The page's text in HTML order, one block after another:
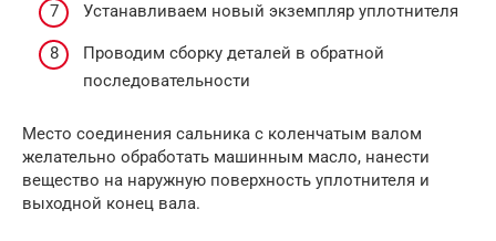
Устанавливаем новый экземпляр уплотнителя
Проводим сборку деталей в обратной
последовательности
Место соединения сальника с коленчатым валом
желательно обработать машинным масло, нанести
вещество на наружную поверхность уплотнителя и
выходной конец вала.